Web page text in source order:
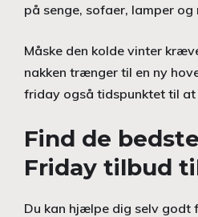
på senge, sofaer, lamper og
Måske den kolde vinter
nakken trænger til en ny
friday også tidspunktet til
Find de
Friday tilbud
Du kan hjælpe dig selv